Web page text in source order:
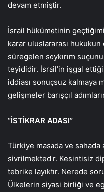
devam etmiştir.
İsrail hükümetinin
karar uluslararası
süregelen soykırım
teyididir. İsrail’in işgal
iddiası sonuçsuz kalmaya
gelişmeler barışçıl
“İSTİKRAR ADASI”
Türkiye masada ve sahada
sivrilmektedir. Kesintisiz
tebrike layıktır. Nerede
Ülkelerin siyasi birliği ve